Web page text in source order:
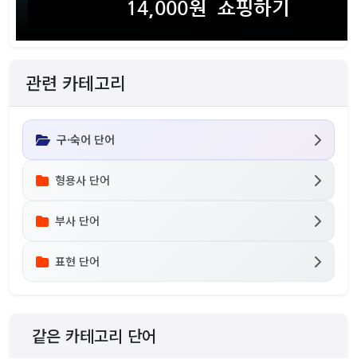
관련 카테고리
구·숙어 단어
형용사 단어
부사 단어
표현 단어
같은 카테고리 단어